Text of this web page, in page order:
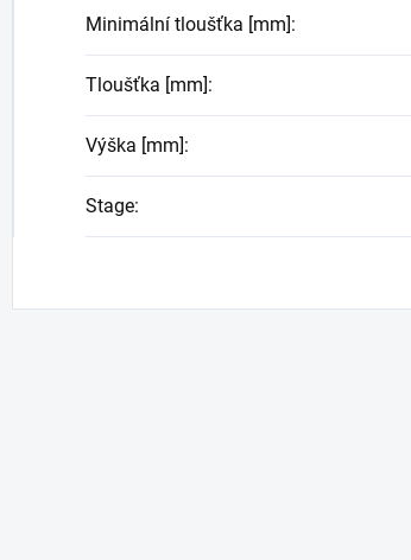
Minimální tloušťka [mm]:
Tloušťka [mm]:
Výška [mm]:
Stage: